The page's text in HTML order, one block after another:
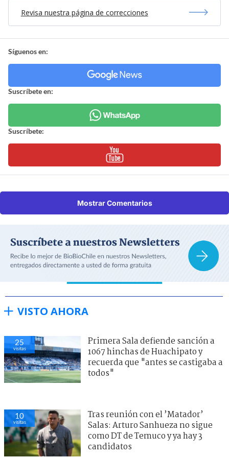
Revisa nuestra página de correcciones
Síguenos en:
Suscríbete en:
Suscríbete:
Mostrar Comentarios
VISTO AHORA
25
visitas
Primera Sala defiende sanción a
1067 hinchas de Huachipato y
recuerda que "antes se castigaba a
todos"
10
visitas
Tras reunión con el ’Matador’
Salas: Arturo Sanhueza no sigue
como DT de Temuco y ya hay 3
candidatos